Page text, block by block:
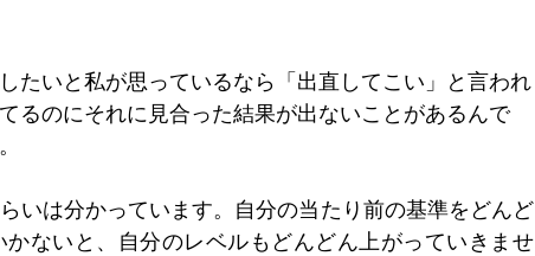
たいと私が思っているなら「出直してこい」と言われ
るのにそれに見合った結果が出ないことがあるんで
いは分かっています。自分の当たり前の基準をどんど
ないと、自分のレベルもどんどん上がっていきませ